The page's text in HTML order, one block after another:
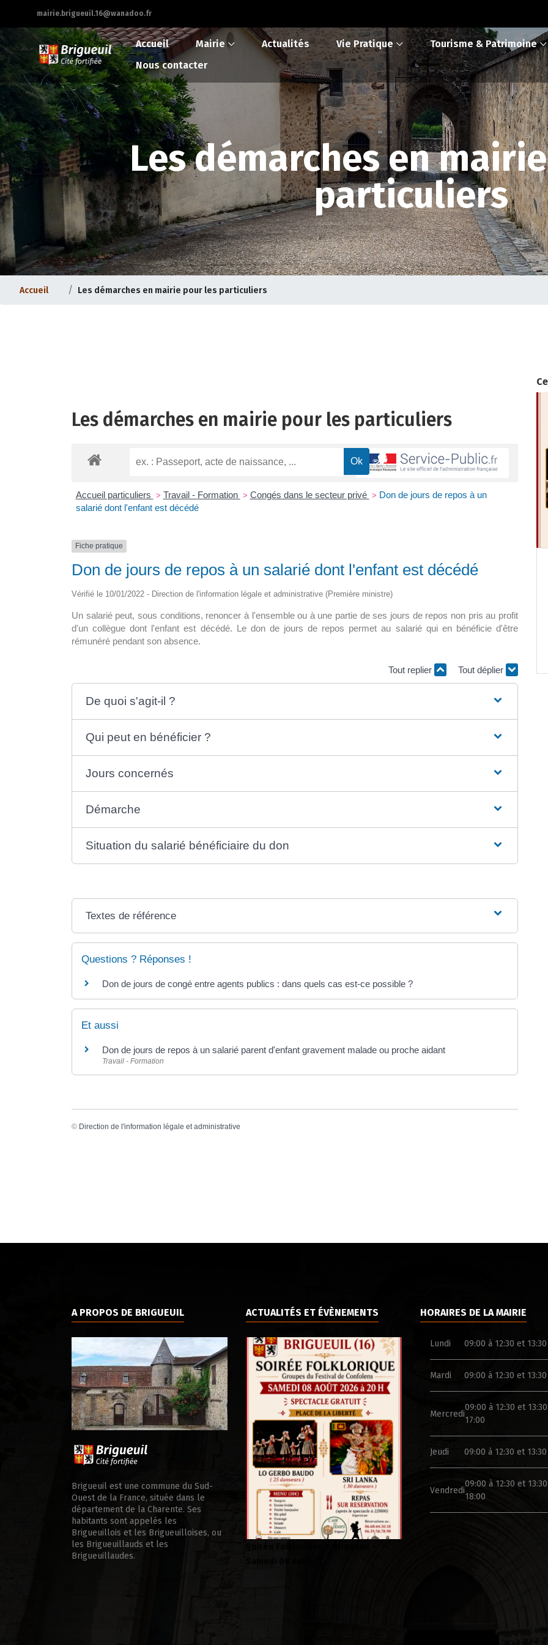
mairie.brigueuil.16@wanadoo.fr
Accueil Mairie Actualités Vie Pratique Tourisme & Patrimoine
Nous contacter
Les démarches en
particuliers
Accueil Les démarches en mairie pour les particuliers
Les démarches en mairie pour les particuliers
Accueil particuliers > Travail - Formation > Congés dans le secteur privé > Don de jours de repos à un
salarié dont l'enfant est décédé
Fiche pratique
Don de jours de repos à un salarié dont l'enfant est décédé
Vérifié le 10/01/2022 - Direction de l'information légale et administrative (Première ministre)
Un salarié peut, sous conditions, renoncer à l'ensemble ou à une partie de ses jours de repos non pris au profit
d'un collègue dont l'enfant est décédé. Le don de jours de repos permet au salarié qui en bénéficie d'être
rémunéré pendant son absence.
Tout replier Tout déplier
De quoi s'agit-il ?
Qui peut en bénéficier ?
Jours concernés
Démarche
Situation du salarié bénéficiaire du don
Textes de référence
Questions ? Réponses !
Don de jours de congé entre agents publics : dans quels cas est-ce possible ?
Et aussi
Don de jours de repos à un salarié parent d'enfant gravement malade ou proche aidant
Travail - Formation
© Direction de l'information légale et administrative
le déploiement? A ce
Evolution du bourg |
La maison médicale d’appui
sol, abritera un hall d’accueil avec […]
Soirée Folklorique – Brigueuil –
Nous vous accueillons le samedi 8 août
2026, à partir de 20h, place de la […]
A PROPOS DE BRIGUEUIL
Brigueuil est une commune du Sud-
Ouest de la France, située dans le
département de la Charente. Ses
habitants sont appelés les
Brigueuillois et les Brigueuilloises, ou
les Brigueuillauds et les
Brigueuillaudes.
ACTUALITÉS ET ÉVÈNEMENTS
Soirée Folklorique – Brigueuil –
Samedi 08 aout
HORAIRES DE LA MAIRIE
Lundi 09:00 à 12:30 et
Mardi 09:00 à 12:30 et
Mercredi
09:00 à 12:30 et
17:00
Jeudi 09:00 à 12:30 et
Vendredi
09:00 à 12:30 et
18:00